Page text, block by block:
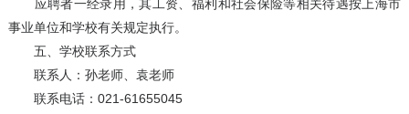
应聘者一经录用，其工资、福利和社会保险等相关待遇按上海市
事业单位和学校有关规定执行。
五、学校联系方式
联系人：孙老师、袁老师
联系电话：021-61655045